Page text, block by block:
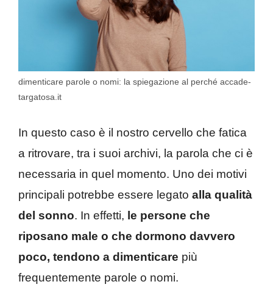
dimenticare parole o nomi: la spiegazione al perché accade-
targatosa.it
In questo caso è il nostro cervello che fatica
a ritrovare, tra i suoi archivi, la parola che ci è
necessaria in quel momento. Uno dei motivi
principali potrebbe essere legato alla qualità
del sonno. In effetti, le persone che
riposano male o che dormono davvero
poco, tendono a dimenticare più
frequentemente parole o nomi.